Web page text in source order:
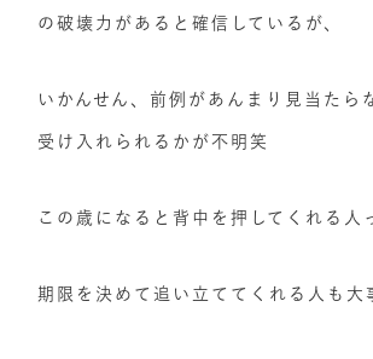
の破壊力があると確信しているが、
いかんせん、前例があんまり見当たら
受け入れられるかが不明笑
この歳になると背中を押してくれる人
期限を決めて追い立ててくれる人も大